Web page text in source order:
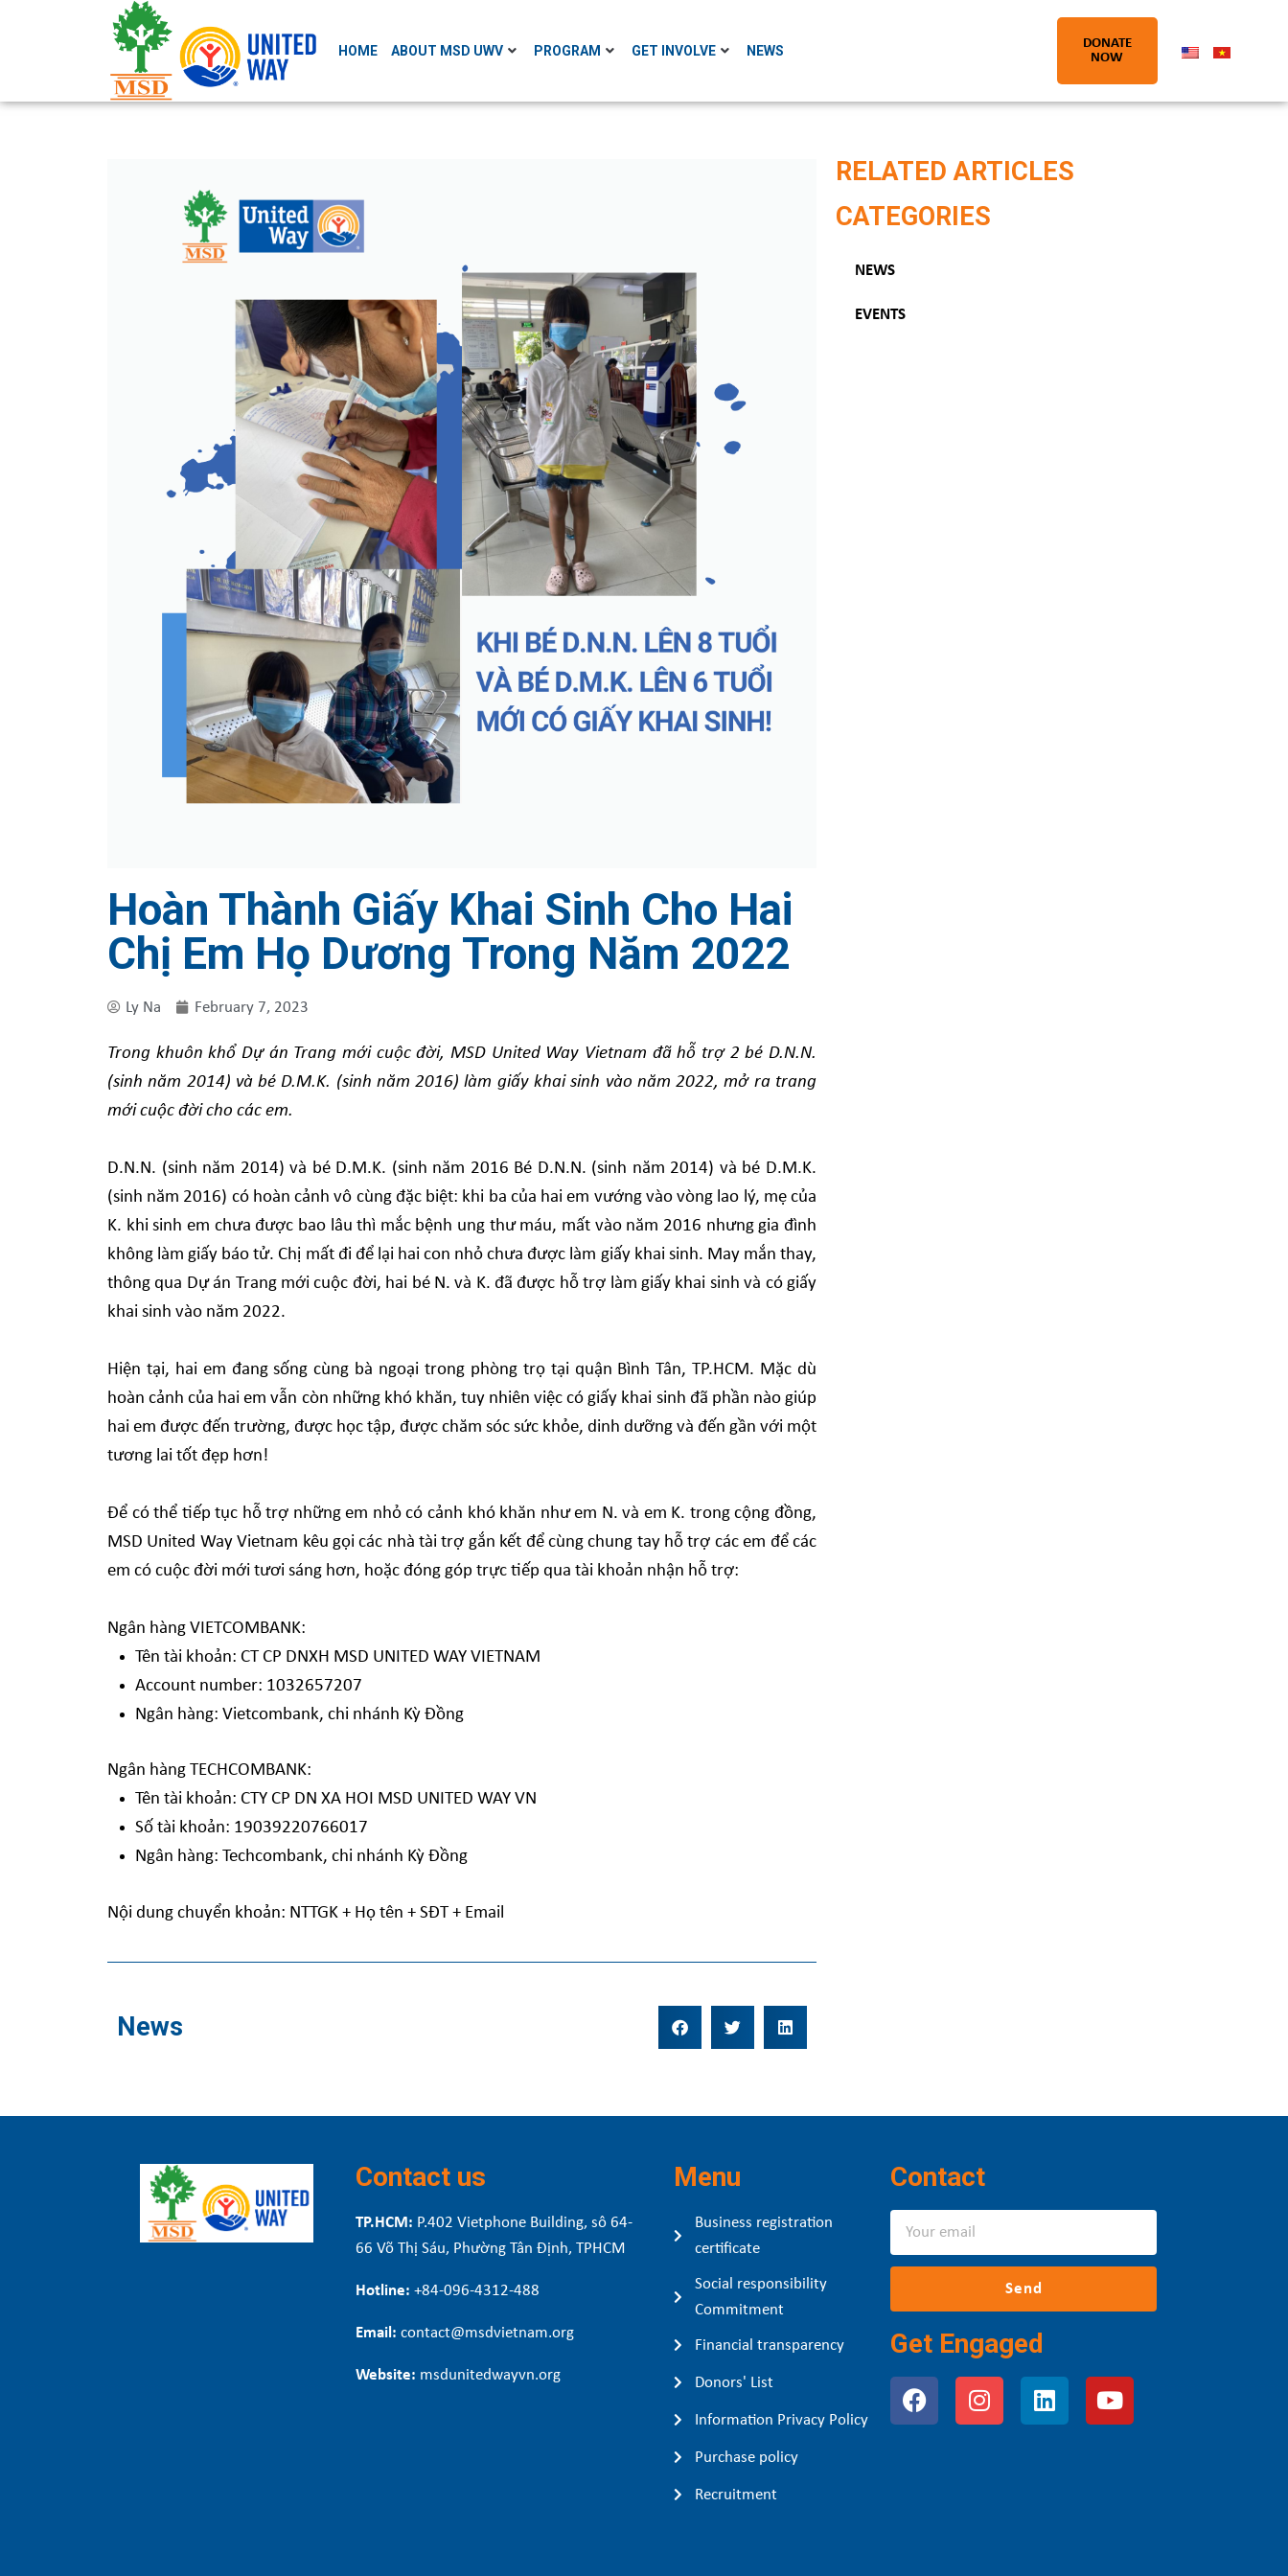
HOME ABOUT MSD UWV PROGRAM GET INVOLVE NEWS
DONATE
NOW
Hoàn Thành Giấy Khai Sinh Cho Hai
Chị Em Họ Dương Trong Năm 2022
Ly Na February 7, 2023
Trong khuôn khổ Dự án Trang mới cuộc đời, MSD United Way Vietnam đã hỗ trợ 2 bé D.N.N.
(sinh năm 2014) và bé D.M.K. (sinh năm 2016) làm giấy khai sinh vào năm 2022, mở ra trang
mới cuộc đời cho các em.
D.N.N. (sinh năm 2014) và bé D.M.K. (sinh năm 2016 Bé D.N.N. (sinh năm 2014) và bé D.M.K.
(sinh năm 2016) có hoàn cảnh vô cùng đặc biệt: khi ba của hai em vướng vào vòng lao lý, mẹ của
K. khi sinh em chưa được bao lâu thì mắc bệnh ung thư máu, mất vào năm 2016 nhưng gia đình
không làm giấy báo tử. Chị mất đi để lại hai con nhỏ chưa được làm giấy khai sinh. May mắn thay,
thông qua Dự án Trang mới cuộc đời, hai bé N. và K. đã được hỗ trợ làm giấy khai sinh và có giấy
khai sinh vào năm 2022.
Hiện tại, hai em đang sống cùng bà ngoại trong phòng trọ tại quận Bình Tân, TP.HCM. Mặc dù
hoàn cảnh của hai em vẫn còn những khó khăn, tuy nhiên việc có giấy khai sinh đã phần nào giúp
hai em được đến trường, được học tập, được chăm sóc sức khỏe, dinh dưỡng và đến gần với một
tương lai tốt đẹp hơn!
Để có thể tiếp tục hỗ trợ những em nhỏ có cảnh khó khăn như em N. và em K. trong cộng đồng,
MSD United Way Vietnam kêu gọi các nhà tài trợ gắn kết để cùng chung tay hỗ trợ các em để các
em có cuộc đời mới tươi sáng hơn, hoặc đóng góp trực tiếp qua tài khoản nhận hỗ trợ:
Ngân hàng VIETCOMBANK:
Tên tài khoản: CT CP DNXH MSD UNITED WAY VIETNAM
Account number: 1032657207
Ngân hàng: Vietcombank, chi nhánh Kỳ Đồng
Ngân hàng TECHCOMBANK:
Tên tài khoản: CTY CP DN XA HOI MSD UNITED WAY VN
Số tài khoản: 19039220766017
Ngân hàng: Techcombank, chi nhánh Kỳ Đồng
Nội dung chuyển khoản: NTTGK + Họ tên + SĐT + Email
News
RELATED ARTICLES
CATEGORIES
NEWS
EVENTS
Contact us
TP.HCM: P.402 Vietphone Building, sô 64-
66 Võ Thị Sáu, Phường Tân Định, TPHCM
Hotline: +84-096-4312-488
Email: contact@msdvietnam.org
Website: msdunitedwayvn.org
Menu
Business registration
certificate
Social responsibility
Commitment
Financial transparency
Donors' List
Information Privacy Policy
Purchase policy
Recruitment
Contact
Send
Get Engaged